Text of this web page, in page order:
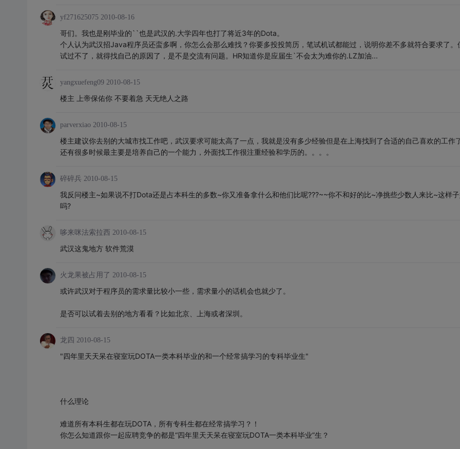
yf271625075 2010-08-16
哥们。我也是刚毕业的``也是武汉的.大学四年也打了将近3年的Dota。
个人认为武汉招Java程序员还蛮多啊，你怎么会那么难找？你要多投投简历，笔试机试都能过，说明你差不多就符合要求了。
试过不了，就得找自己的原因了，是不是交流有问题。HR知道你是应届生`不会太为难你的.LZ加油...
yangxuefeng09 2010-08-15
楼主 上帝保佑你 不要着急 天无绝人之路
parverxiao 2010-08-15
楼主建议你去别的大城市找工作吧，武汉要求可能太高了一点，我就是没有多少经验但是在上海找到了合适的自己喜欢的工作
还有很多时候最主要是培养自己的一个能力，外面找工作很注重经验和学历的。。。。
碎碎兵 2010-08-15
我反问楼主~如果说不打Dota还是占本科生的多数~你又准备拿什么和他们比呢???~~你不和好的比~净挑些少数人来比~这样
吗?
哆来咪法索拉西 2010-08-15
武汉这鬼地方 软件荒漠
火龙果被占用了 2010-08-15
或许武汉对于程序员的需求量比较小一些，需求量小的话机会也就少了。
是否可以试着去别的地方看看？比如北京、上海或者深圳。
龙四 2010-08-15
"四年里天天呆在寝室玩DOTA一类本科毕业的和一个经常搞学习的专科毕业生"
什么理论
难道所有本科生都在玩DOTA，所有专科生都在经常搞学习？！
你怎么知道跟你一起应聘竞争的都是“四年里天天呆在寝室玩DOTA一类本科毕业”生？